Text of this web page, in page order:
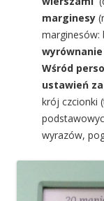
marginesy
marginesów:
wyrównanie
Wśród
ustawień
krój czcionki
wyrazów,